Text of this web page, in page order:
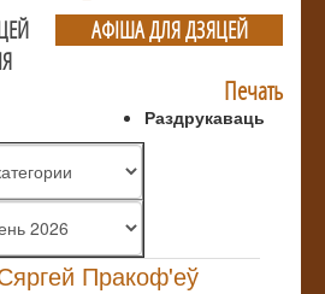
АФIША ДЛЯ ДЗЯЦЕЙ
Печать
Раздрукаваць
Пракоф'еў